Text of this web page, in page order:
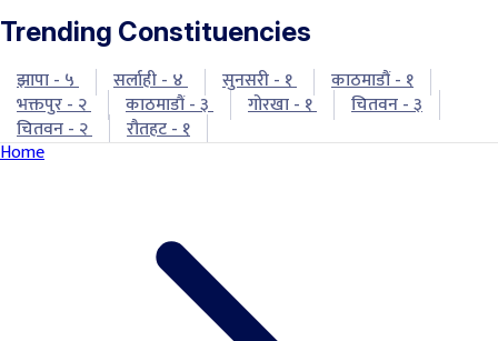
Trending Constituencies
झापा - ५ सर्लाही - ४ सुनसरी - १
काठमाडौं - १
भक्तपुर - २
काठमाडौं - ३ गोरखा - १
चितवन - ३
चितवन - २
रौतहट - १
Home